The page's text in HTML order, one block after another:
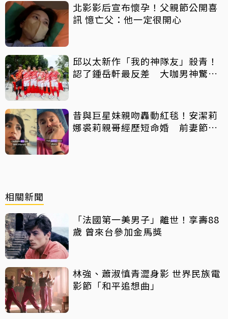
北影影后宣布懷孕！父親節公開喜
訊 憶亡父：他一定很開心
邱以太新作「我的神隊友」殺青！
認了鍾岳軒最反差 大咖男神驚喜
昔與巨星妹親吻轟動紅毯！安潔莉
娜裘莉親哥經歷短命婚 前妻節目
相關新聞
「法國第一美男子」離世！享壽88
歲 曾來台參加金馬獎
林強、蕭淑慎青澀身影 世界民族電
影節「和平追想曲」